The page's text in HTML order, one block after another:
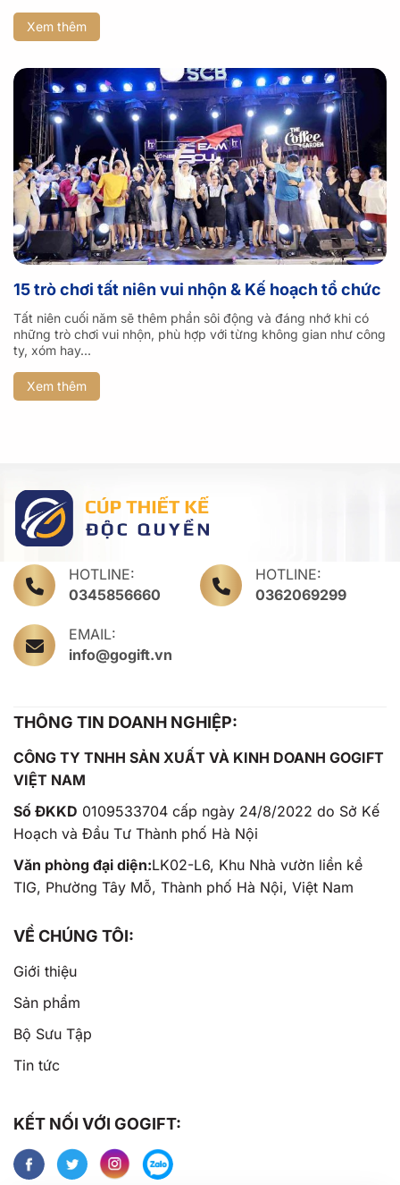
Xem thêm
15 trò chơi tất niên vui nhộn & Kế hoạch tổ chức
Tất niên cuối năm sẽ thêm phần sôi động và đáng nhớ khi có
những trò chơi vui nhộn, phù hợp với từng không gian như công
ty, xóm hay...
Xem thêm
HOTLINE:
0345856660
HOTLINE:
0362069299
EMAIL:
info@gogift.vn
THÔNG TIN DOANH NGHIỆP:
CÔNG TY TNHH SẢN XUẤT VÀ KINH DOANH GOGIFT
VIỆT NAM
Số ĐKKD 0109533704 cấp ngày 24/8/2022 do Sở Kế
Hoạch và Đầu Tư Thành phố Hà Nội
Văn phòng đại diện:LK02-L6, Khu Nhà vườn liền kề
TIG, Phường Tây Mỗ, Thành phố Hà Nội, Việt Nam
VỀ CHÚNG TÔI:
Giới thiệu
Sản phẩm
Bộ Sưu Tập
Tin tức
KẾT NỐI VỚI GOGIFT: